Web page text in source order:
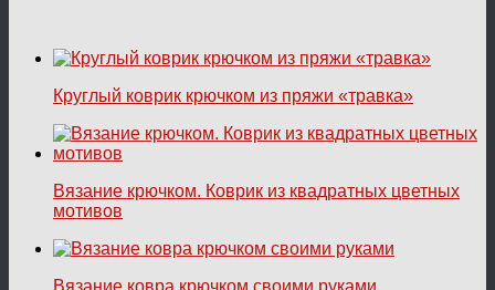
Круглый коврик крючком из пряжи «травка»
Вязание крючком. Коврик из квадратных цветных
мотивов
Вязание ковра крючком своими руками